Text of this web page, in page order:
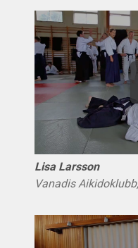
Lisa Larsson
Vanadis